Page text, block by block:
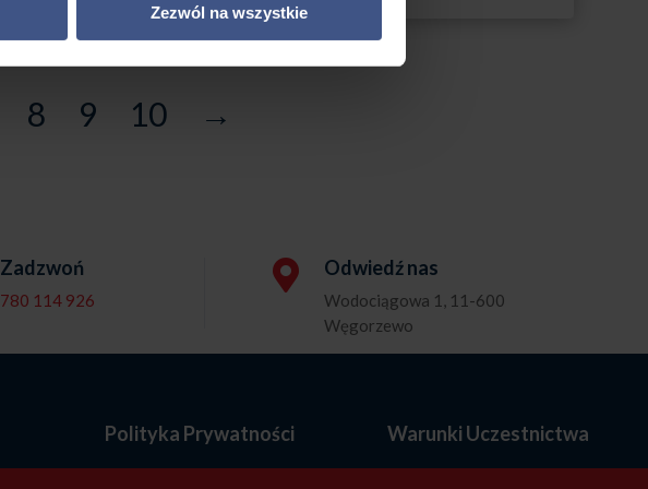
Zezwól na wszystkie
2295,00 zł
8 9 10 →
Zadzwoń
780 114 926
 Odwiedź nas
Wodociągowa 1, 11-600
Węgorzewo
Polityka Prywatności Warunki Uczestnictwa